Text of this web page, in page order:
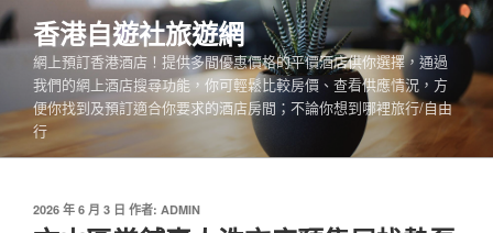
跳
至
內
香港自遊社旅遊網
網上預訂香港酒店！提供多間優惠價格的平價酒店供你選擇，通過
我們的網上酒店搜尋功能，你可輕鬆比較房價、查看供應情況，方
便你找到及預訂適合你要求的酒店房間；不論你想到哪裡旅行/自由
行
發
2026 年 6 月 3 日 作者: ADMIN